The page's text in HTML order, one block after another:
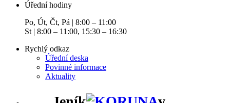
Úřední hodiny
Po, Út, Čt, Pá | 8:00 – 11:00
St | 8:00 – 11:00, 15:30 – 16:30
Rychlý odkaz
Úřední deska
Povinné informace
Aktuality